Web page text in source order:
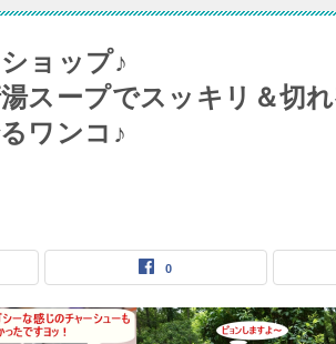
ョップ♪
スープでスッキリ＆切れ
ワンコ♪
0